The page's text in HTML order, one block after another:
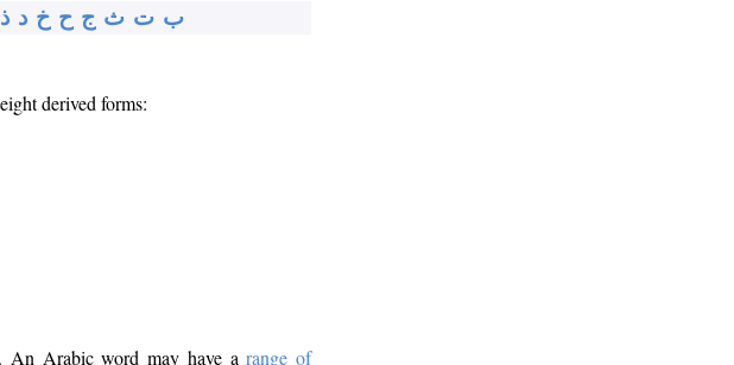
ب ت ث ج ح خ د ذ
derived forms:
An Arabic word may have arange of